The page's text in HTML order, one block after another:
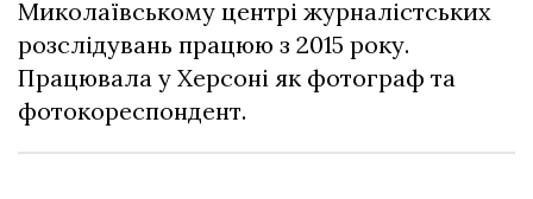
Миколаївському центрі журналістських
розслідувань працюю з 2015 року.
Працювала у Херсоні як фотограф та
фотокореспондент.